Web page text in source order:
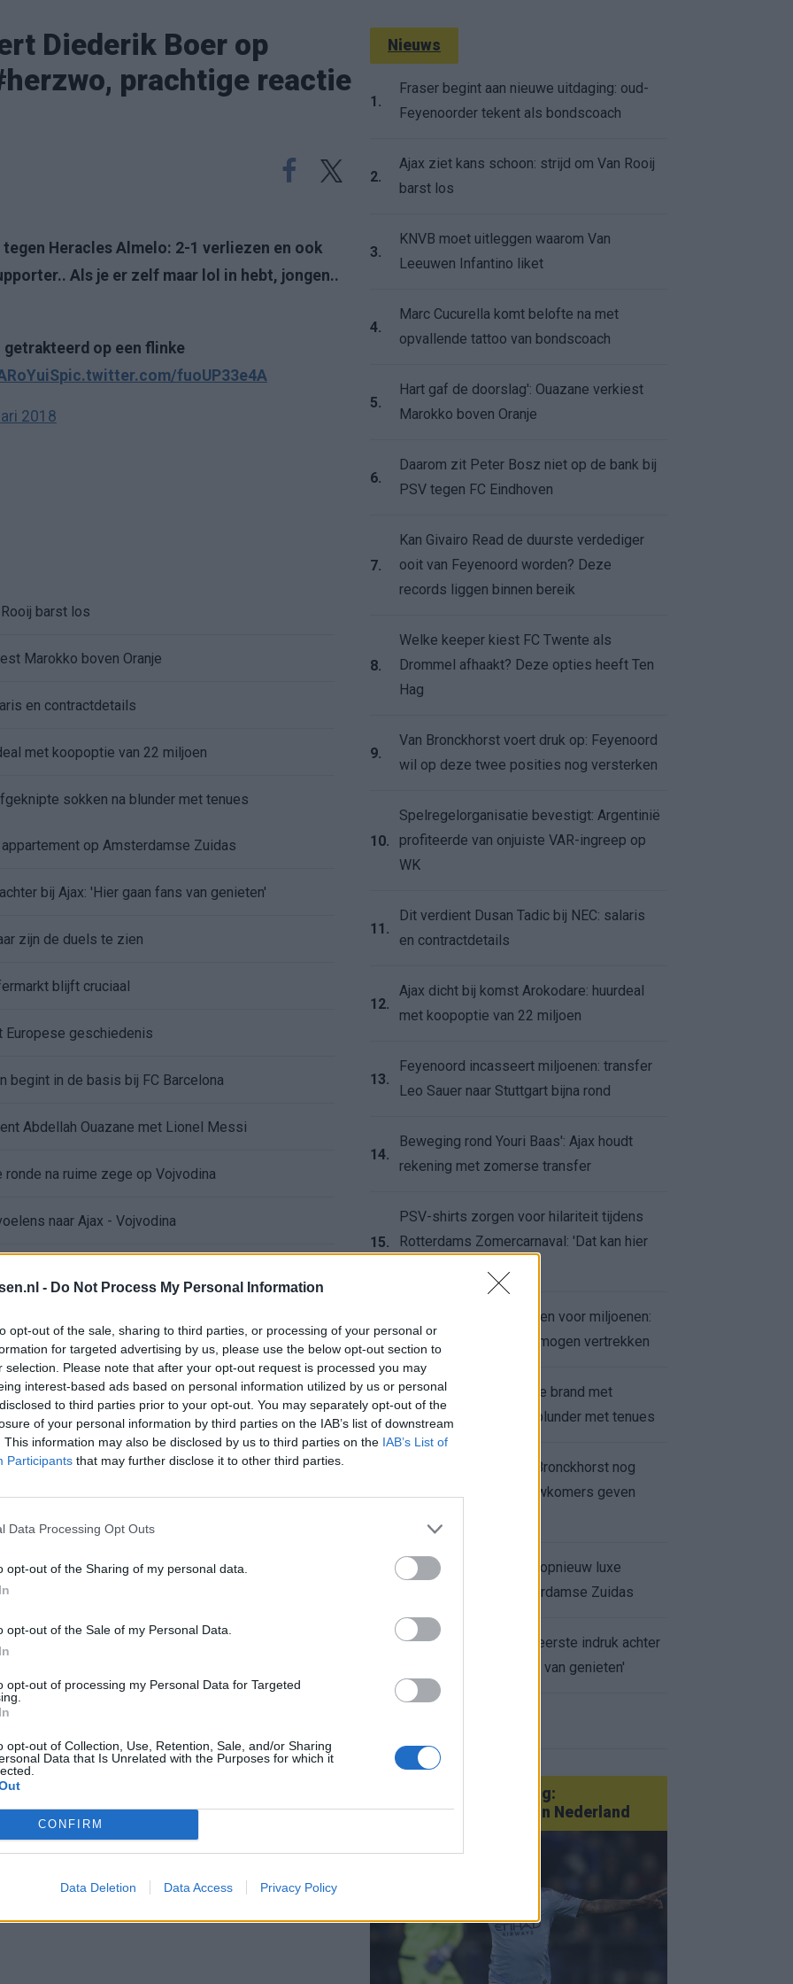
- Do Not Process My Personal Information
opt-out of the sale, sharing to third parties, or processing of your personal or
for targeted advertising by us, please use the below opt-out section to
selection. Please note that after your opt-out request is processed you may
interest-based ads based on personal information utilized by us or personal
to third parties prior to your opt-out. You may separately opt-out of the
of your personal information by third parties on the IAB’s list of downstream
This information may also be disclosed by us to third parties on the IAB’s List of
Participants that may further disclose it to other third parties.
Data Processing Opt Outs
opt-out of the Sharing of my personal data.
opt-out of the Sale of my Personal Data.
opt-out of processing my Personal Data for Targeted
opt-out of Collection, Use, Retention, Sale, and/or Sharing
Data that Is Unrelated with the Purposes for which it
CONFIRM
Data Deletion Data Access Privacy Policy
Diederik Boer op
prachtige reactie
Heracles Almelo: 2-1 verliezen en ook
Als je er zelf maar lol in hebt, jongen..
getrakteerd op een flinke
pic.twitter.com/fuoUP33e4A
2018
barst los
Marokko boven Oranje
en contractdetails
met koopoptie van 22 miljoen
sokken na blunder met tenues
op Amsterdamse Zuidas
bij Ajax: 'Hier gaan fans van genieten'
zijn de duels te zien
blijft cruciaal
Europese geschiedenis
begint in de basis bij FC Barcelona
Abdellah Ouazane met Lionel Messi
na ruime zege op Vojvodina
naar Ajax - Vojvodina
van der Vaart en Sylvie Meis door de jaren heen
Ajax en FC Twente in Europa
"Kampioen met Jong Ajax"
geschiedenis met rode kaart in WK-finale
League? Dit zijn de belangrijke data
terugkeer: NEC onderzoekt komst van Ajax-icoon
Nieuws
1.
Fraser begint aan nieuwe uitdaging: oud-
Feyenoorder tekent als bondscoach
2.
Ajax ziet kans schoon: strijd om Van Rooij
barst los
3.
KNVB moet uitleggen waarom Van
Leeuwen Infantino liket
4.
Marc Cucurella komt belofte na met
opvallende tattoo van bondscoach
5.
Hart gaf de doorslag': Ouazane verkiest
Marokko boven Oranje
6.
Daarom zit Peter Bosz niet op de bank bij
PSV tegen FC Eindhoven
7.
Kan Givairo Read de duurste verdediger
ooit van Feyenoord worden? Deze
records liggen binnen bereik
8.
Welke keeper kiest FC Twente als
Drommel afhaakt? Deze opties heeft Ten
Hag
9.
Van Bronckhorst voert druk op: Feyenoord
wil op deze twee posities nog versterken
10.
Spelregelorganisatie bevestigt: Argentinië
profiteerde van onjuiste VAR-ingreep op
WK
11.
Dit verdient Dusan Tadic bij NEC: salaris
en contractdetails
12.
Ajax dicht bij komst Arokodare: huurdeal
met koopoptie van 22 miljoen
13.
Feyenoord incasseert miljoenen: transfer
Leo Sauer naar Stuttgart bijna rond
14.
Beweging rond Youri Baas': Ajax houdt
rekening met zomerse transfer
15.
PSV-shirts zorgen voor hilariteit tijdens
Rotterdams Zomercarnaval: 'Dat kan hier
16.
Feyenoord zet deur open voor miljoenen:
Ueda en Hadj Moussa mogen vertrekken
17.
Ajax helpt Burnley uit de brand met
afgeknipte sokken na blunder met tenues
Feyenoord onder Van Bronckhorst nog
altijd ongeslagen: nieuwkomers geven
Hakim Ziyech verhuurt opnieuw luxe
appartement op Amsterdamse Zuidas
Marcos Leonardo laat eerste indruk achter
bij Ajax: 'Hier gaan fans van genieten'
Van Götze tot Sterling:
statementtransfers in Nederland